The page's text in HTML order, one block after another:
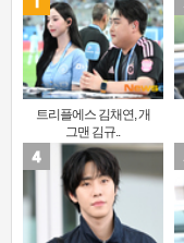
트리플에스 김채연, 개
그맨 김규..